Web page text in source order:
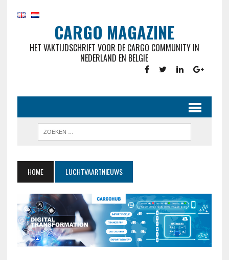
CARGO MAGAZINE
HET VAKTIJDSCHRIFT VOOR DE CARGO COMMUNITY IN
NEDERLAND EN BELGIE
HOME LUCHTVAARTNIEUWS